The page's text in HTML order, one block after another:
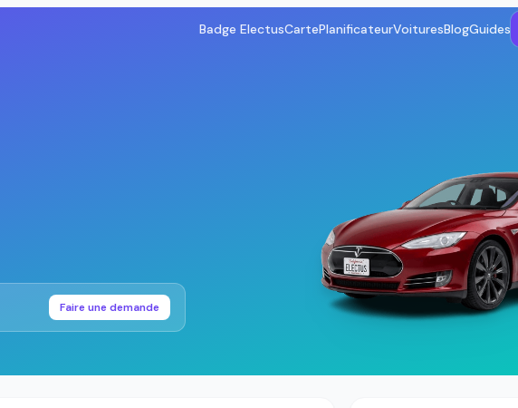
Badge ElectusCartePlanificateurVoituresBlogGuides
Faire une demande